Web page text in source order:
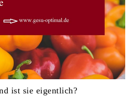
ist sie eigentlich?